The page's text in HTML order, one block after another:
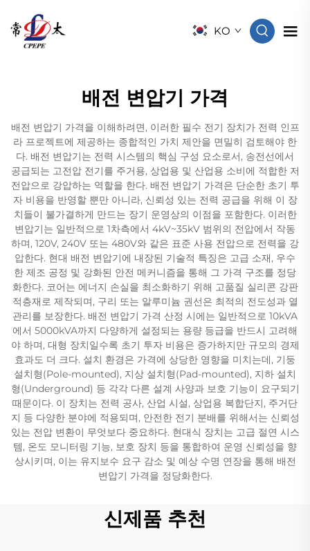
KO
배전 변압기 가격
배전 변압기 가격을 이해하려면, 이러한 필수 전기 장치가 전력 인프
라 프로젝트에 제공하는 종합적인 가치 제안을 면밀히 검토해야 한
다. 배전 변압기는 전력 시스템의 핵심 구성 요소로서, 송전선에서
공급되는 고전압 전기를 주거용, 상업용 및 산업용 소비에 적합한 저
전압으로 강압하는 역할을 한다. 배전 변압기 가격은 단순한 초기 투
자 비용을 반영할 뿐만 아니라, 신뢰성 있는 전력 공급을 위해 이 장
치들이 불가결하게 만드는 장기 운영상의 이점을 포함한다. 이러한
변압기는 일반적으로 1차측에서 4kV~35kV 범위의 전압에서 작동
하며, 120V, 240V 또는 480V와 같은 표준 사용 전압으로 전력을 강
압한다. 현대 배전 변압기에 내장된 기술적 특징은 고급 소재, 우수
한 제조 공정 및 강화된 안전 메커니즘을 통해 그 가격 구조를 정당
화한다. 코어는 에너지 손실을 최소화하기 위해 고품질 실리콘 강판
적층재로 제작되며, 구리 또는 알루미늄 권선은 최적의 전도성과 열
관리를 보장한다. 배전 변압기 가격 산정 시에는 일반적으로 10kVA
에서 5000kVA까지 다양하게 설정되는 용량 등급을 반드시 고려해
야 하며, 대형 장치일수록 초기 투자 비용은 증가하지만 규모의 경제
효과도 더 크다. 설치 환경은 가격에 상당한 영향을 미치는데, 기둥
설치형(Pole-mounted), 지상 설치형(Pad-mounted), 지하 설치
형(Underground) 등 각각 다른 설계 사양과 보호 기능이 요구되기
때문이다. 이 장치는 전력 공사, 산업 시설, 상업용 복합단지, 주거단
지 등 다양한 분야에 적용되며, 안전한 전기 분배를 위해서는 신뢰성
있는 전압 변환이 무엇보다 중요하다. 현대식 장치는 고급 절연 시스
템, 온도 모니터링 기능, 보호 장치 등을 통합하여 운영 신뢰성을 향
상시키며, 이는 유지보수 요구 감소 및 예상 수명 연장을 통해 배전
변압기 가격을 정당화한다.
신제품 추천